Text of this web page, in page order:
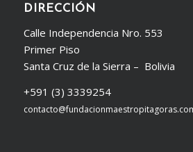
DIRECCIÓN
Calle Independencia Nro. 553
Primer Piso
Santa Cruz de la Sierra – Bolivia
+591 (3) 3339254